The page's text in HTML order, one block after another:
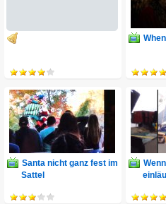
Santa nicht ganz fest im
Sattel